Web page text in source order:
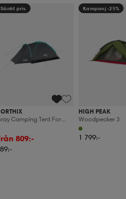
Sänkt pris
Camping Tent For
Lightweight, 2-
809:-
Kampanj -25%
HIGH PEAK
Woodpecker 3
1 799:-